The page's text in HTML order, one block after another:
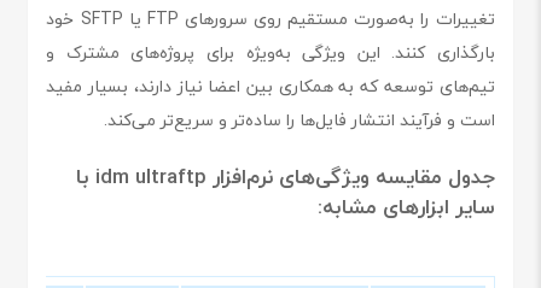
تغییرات را به‌صورت مستقیم روی سرورهای FTP یا SFTP خود
بارگذاری کنند. این ویژگی به‌ویژه برای پروژه‌های مشترک و
تیم‌های توسعه که به همکاری بین اعضا نیاز دارند، بسیار مفید
است و فرآیند انتشار فایل‌ها را ساده‌تر و سریع‌تر می‌کند.
جدول مقایسه ویژگی‌های نرم‌افزار idm ultraftp با
سایر ابزارهای مشابه: